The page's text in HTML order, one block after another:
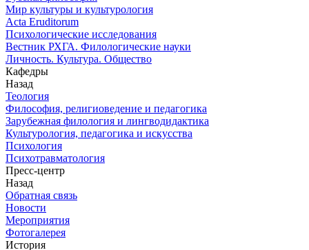
Мир культуры и культурология
Acta Eruditorum
Психологические исследования
Вестник РХГА. Филологические науки
Личность. Культура. Общество
Кафедры
Назад
Теология
Философия, религиоведение и педагогика
Зарубежная филология и лингводидактика
Культурология, педагогика и искусства
Психология
Психотравматология
Пресс-центр
Назад
Обратная связь
Новости
Мероприятия
Фотогалерея
История